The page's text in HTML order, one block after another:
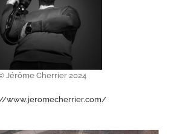
Jérôme Cherrier 2024
www.jeromecherrier.com/